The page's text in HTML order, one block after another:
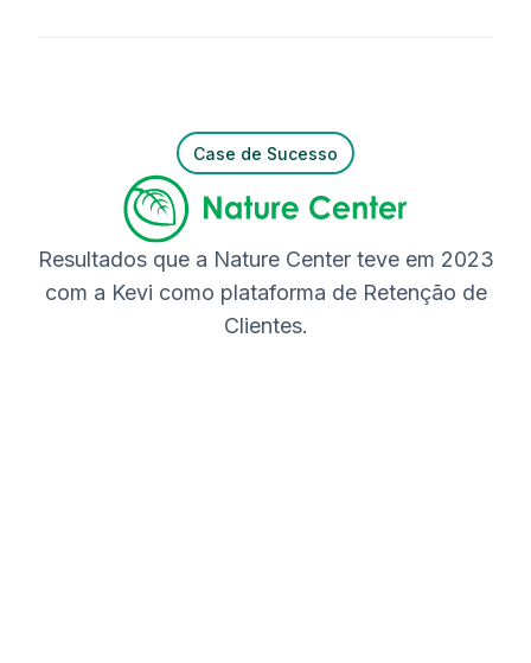
Case de Sucesso
Resultados que a Nature Center teve em 2023
com a Kevi como plataforma de Retenção de
Clientes.